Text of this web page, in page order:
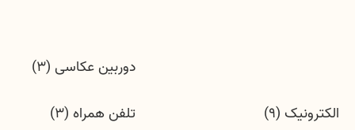
الکترونیک (9)
دوربین عکاسی (3)
تلفن همراه (3)